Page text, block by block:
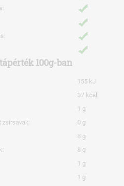
100g-ban
155 kJ
37 kcal
1 g
zsírsavak:
0 g
8 g
8 g
1 g
1 g